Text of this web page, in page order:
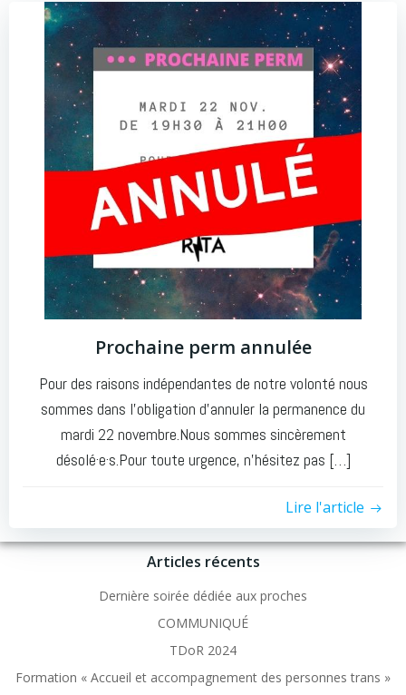
Prochaine perm annulée
Pour des raisons indépendantes de notre volonté nous
sommes dans l’obligation d’annuler la permanence du
mardi 22 novembre.Nous sommes sincèrement
désolé·e·s.Pour toute urgence, n’hésitez pas […]
Lire l'article
Articles récents
Dernière soirée dédiée aux proches
COMMUNIQUÉ
TDoR 2024
Formation « Accueil et accompagnement des personnes trans »